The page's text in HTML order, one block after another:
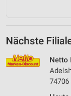
Nächste
Netto